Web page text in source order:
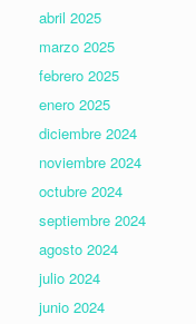
abril 2025
marzo 2025
febrero 2025
enero 2025
diciembre 2024
noviembre 2024
octubre 2024
septiembre 2024
agosto 2024
julio 2024
junio 2024